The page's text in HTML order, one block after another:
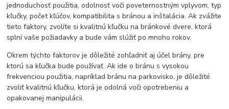
jednoduchosť použitia, odolnosť voči poveternostným vplyvom, typ
kľučky, počet kľúčov, kompatibilita s bránou a inštalácia. Ak zvážite
tieto faktory, zvolíte si kvalitnú kľučku na bránkové dvere, ktorá
splní vaše požiadavky a bude vám slúžiť po mnoho rokov.
Okrem týchto faktorov je dôležité zohľadniť aj účel brány, pre
ktorú sa kľučka bude používať. Ak ide o bránu s vysokou
frekvenciou použitia, napríklad bránu na parkovisko, je dôležité
zvoliť kvalitnú kľučku, ktorá je odolná voči opotrebeniu a
opakovanej manipulácii.